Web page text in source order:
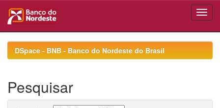
navigationDSpace - BNB - Banco do Nordeste do Brasil
Pesquisar